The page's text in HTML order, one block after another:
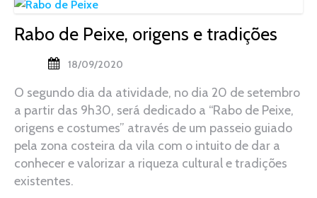
Rabo de Peixe, origens e tradições
18/09/2020
O segundo dia da atividade, no dia 20 de setembro
a partir das 9h30, será dedicado a “Rabo de Peixe,
origens e costumes” através de um passeio guiado
pela zona costeira da vila com o intuito de dar a
conhecer e valorizar a riqueza cultural e tradições
existentes.